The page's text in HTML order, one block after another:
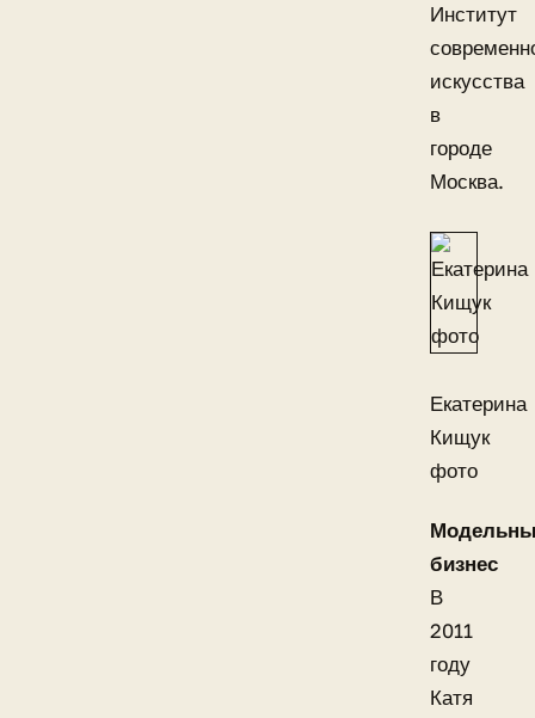
Институт
искусства
в
городе
Москва.
Екатерина
Кищук
фото
бизнес
В
2011
году
Катя